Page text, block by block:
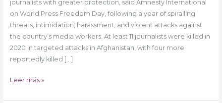
journalists with greater protection, said Amnesty International
on World Press Freedom Day, following a year of spiralling
threats, intimidation, harassment, and violent attacks against
the country’s media workers. At least 11 journalists were killed in
2020 in targeted attacks in Afghanistan, with four more
reportedly killed […]
Leer más »